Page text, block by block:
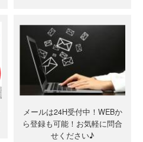
メールは24H受付中！WEBか
ら登録も可能！お気軽に問合
せください♪